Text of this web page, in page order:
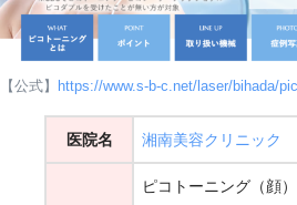
【公式】 https://www.s-b-c.net/laser/bihada/
医院名 湘南美容クリニック
ピコトーニング（顔）